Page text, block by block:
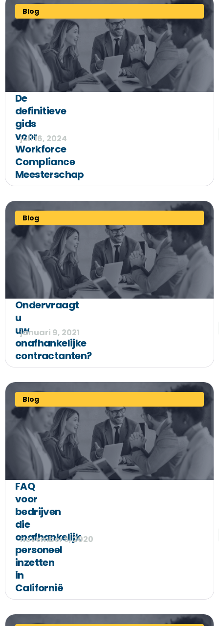
Blog
De
definitieve
gids
voor
Workforce
Compliance
Meesterschap
juli 16, 2024
Blog
Ondervraagt
u
uw
onafhankelijke
contractanten?
januari 9, 2021
Blog
FAQ
voor
bedrijven
die
onafhankelijk
personeel
inzetten
in
Californië
november 5, 2020